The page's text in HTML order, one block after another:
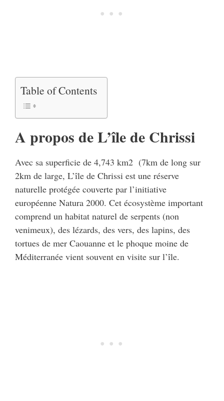
Table of Contents
A propos de L’île de Chrissi
Avec sa superficie de 4,743 km2 (7km de long sur
2km de large, L’île de Chrissi est une réserve
naturelle protégée couverte par l’initiative
européenne Natura 2000. Cet écosystème important
comprend un habitat naturel de serpents (non
venimeux), des lézards, des vers, des lapins, des
tortues de mer Caouanne et le phoque moine de
Méditerranée vient souvent en visite sur l’île.